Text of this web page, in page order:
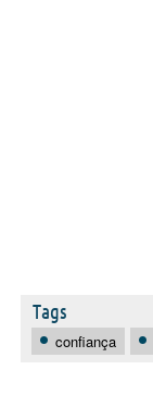
Tags
confiança